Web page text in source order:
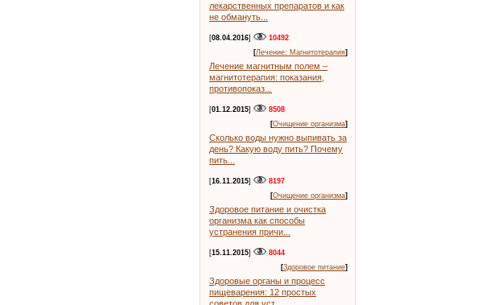
лекарственных препаратов и как
не обмануть...
[08.04.2016]
10492
[Лечение: Магнитотерапия]
Лечение магнитным полем –
магнитотерапия: показания,
противопоказ...
[01.12.2015]
8508
[Очищение организма]
Сколько воды нужно выпивать за
день? Какую воду пить? Почему
пить...
[16.11.2015]
8197
[Очищение организма]
Здоровое питание и очистка
организма как способы
устранения причи...
[15.11.2015]
8044
[Здоровое питание]
Здоровые органы и процесс
пищеварения: 12 простых